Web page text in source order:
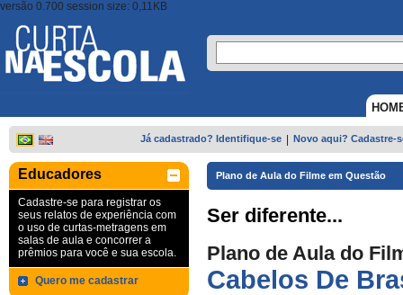
versão 0.700 session size: 0,11KB
Já cadastrado? Identifique-se Novo aqui? Cadastre-
Educadores
Cadastre-se para registrar os
seus relatos de experiência com
o uso de curtas-metragens em
salas de aula e concorrer a
prêmios para você e sua escola.
Quero me cadastrar
Plano de Aula do Filme em Questão
Ser diferente...
Plano de Aula do
Cabelos De